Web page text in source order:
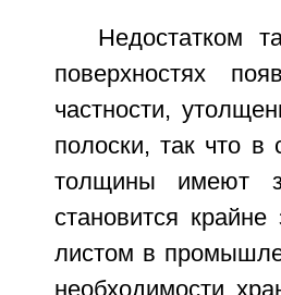
Недостатком
поверхностях
частности,
полоски, так что
толщины имеют
становится
листом в
необходимости